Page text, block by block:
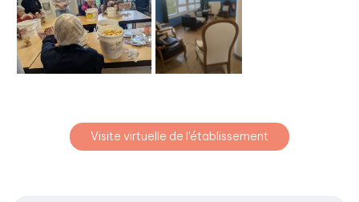
Visite virtuelle de l'établissement